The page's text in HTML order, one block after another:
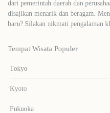
dari pemerintah daerah dan
disajikan menarik dan beragam.
baru? Silakan nikmati pengalaman
Tempat Wisata Populer
Tokyo
Kyoto
Fukuoka